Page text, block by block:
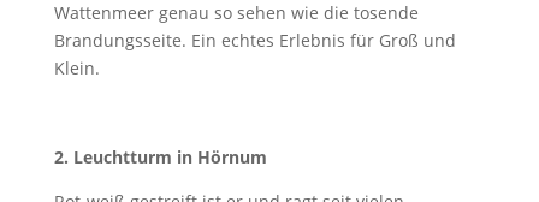
Wattenmeer genau so sehen wie die tosende
Brandungsseite. Ein echtes Erlebnis für Groß und
Klein.
2. Leuchtturm in Hörnum